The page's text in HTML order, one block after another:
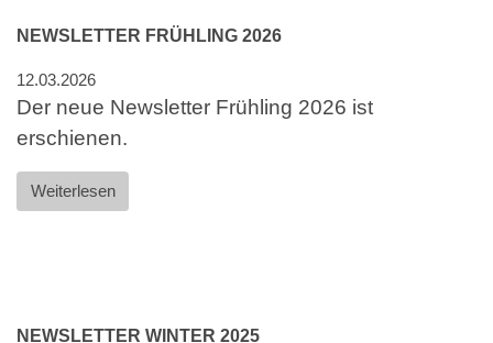
NEWSLETTER FRÜHLING 2026
12.03.2026
Der neue Newsletter Frühling 2026 ist
erschienen.
Weiterlesen
NEWSLETTER WINTER 2025